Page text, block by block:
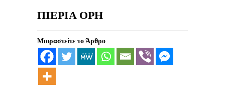
ΠΙΕΡΙΑ ΟΡΗ
Μοιραστείτε το Άρθρο